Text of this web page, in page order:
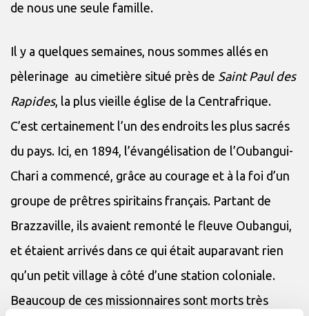
de nous une seule famille.
Il y a quelques semaines, nous sommes allés en
pèlerinage au cimetière situé près de Saint Paul des
Rapides, la plus vieille église de la Centrafrique.
C’est certainement l’un des endroits les plus sacrés
du pays. Ici, en 1894, l’évangélisation de l’Oubangui-
Chari a commencé, grâce au courage et à la foi d’un
groupe de prêtres spiritains français. Partant de
Brazzaville, ils avaient remonté le fleuve Oubangui,
et étaient arrivés dans ce qui était auparavant rien
qu’un petit village à côté d’une station coloniale.
Beaucoup de ces missionnaires sont morts très